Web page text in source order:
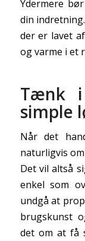
Ydermere
din
der er lavet
og varme i et
Tænk i
simple
Når det
naturligvis
Det vil altså
enkel som
undgå at
brugskunst
det om at få